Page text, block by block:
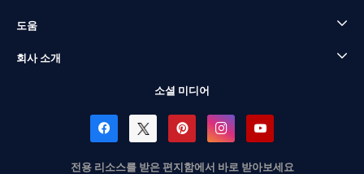
도움
회사 소개
소셜 미디어
전용 리소스를 받은 편지함에서 바로 받아보세요